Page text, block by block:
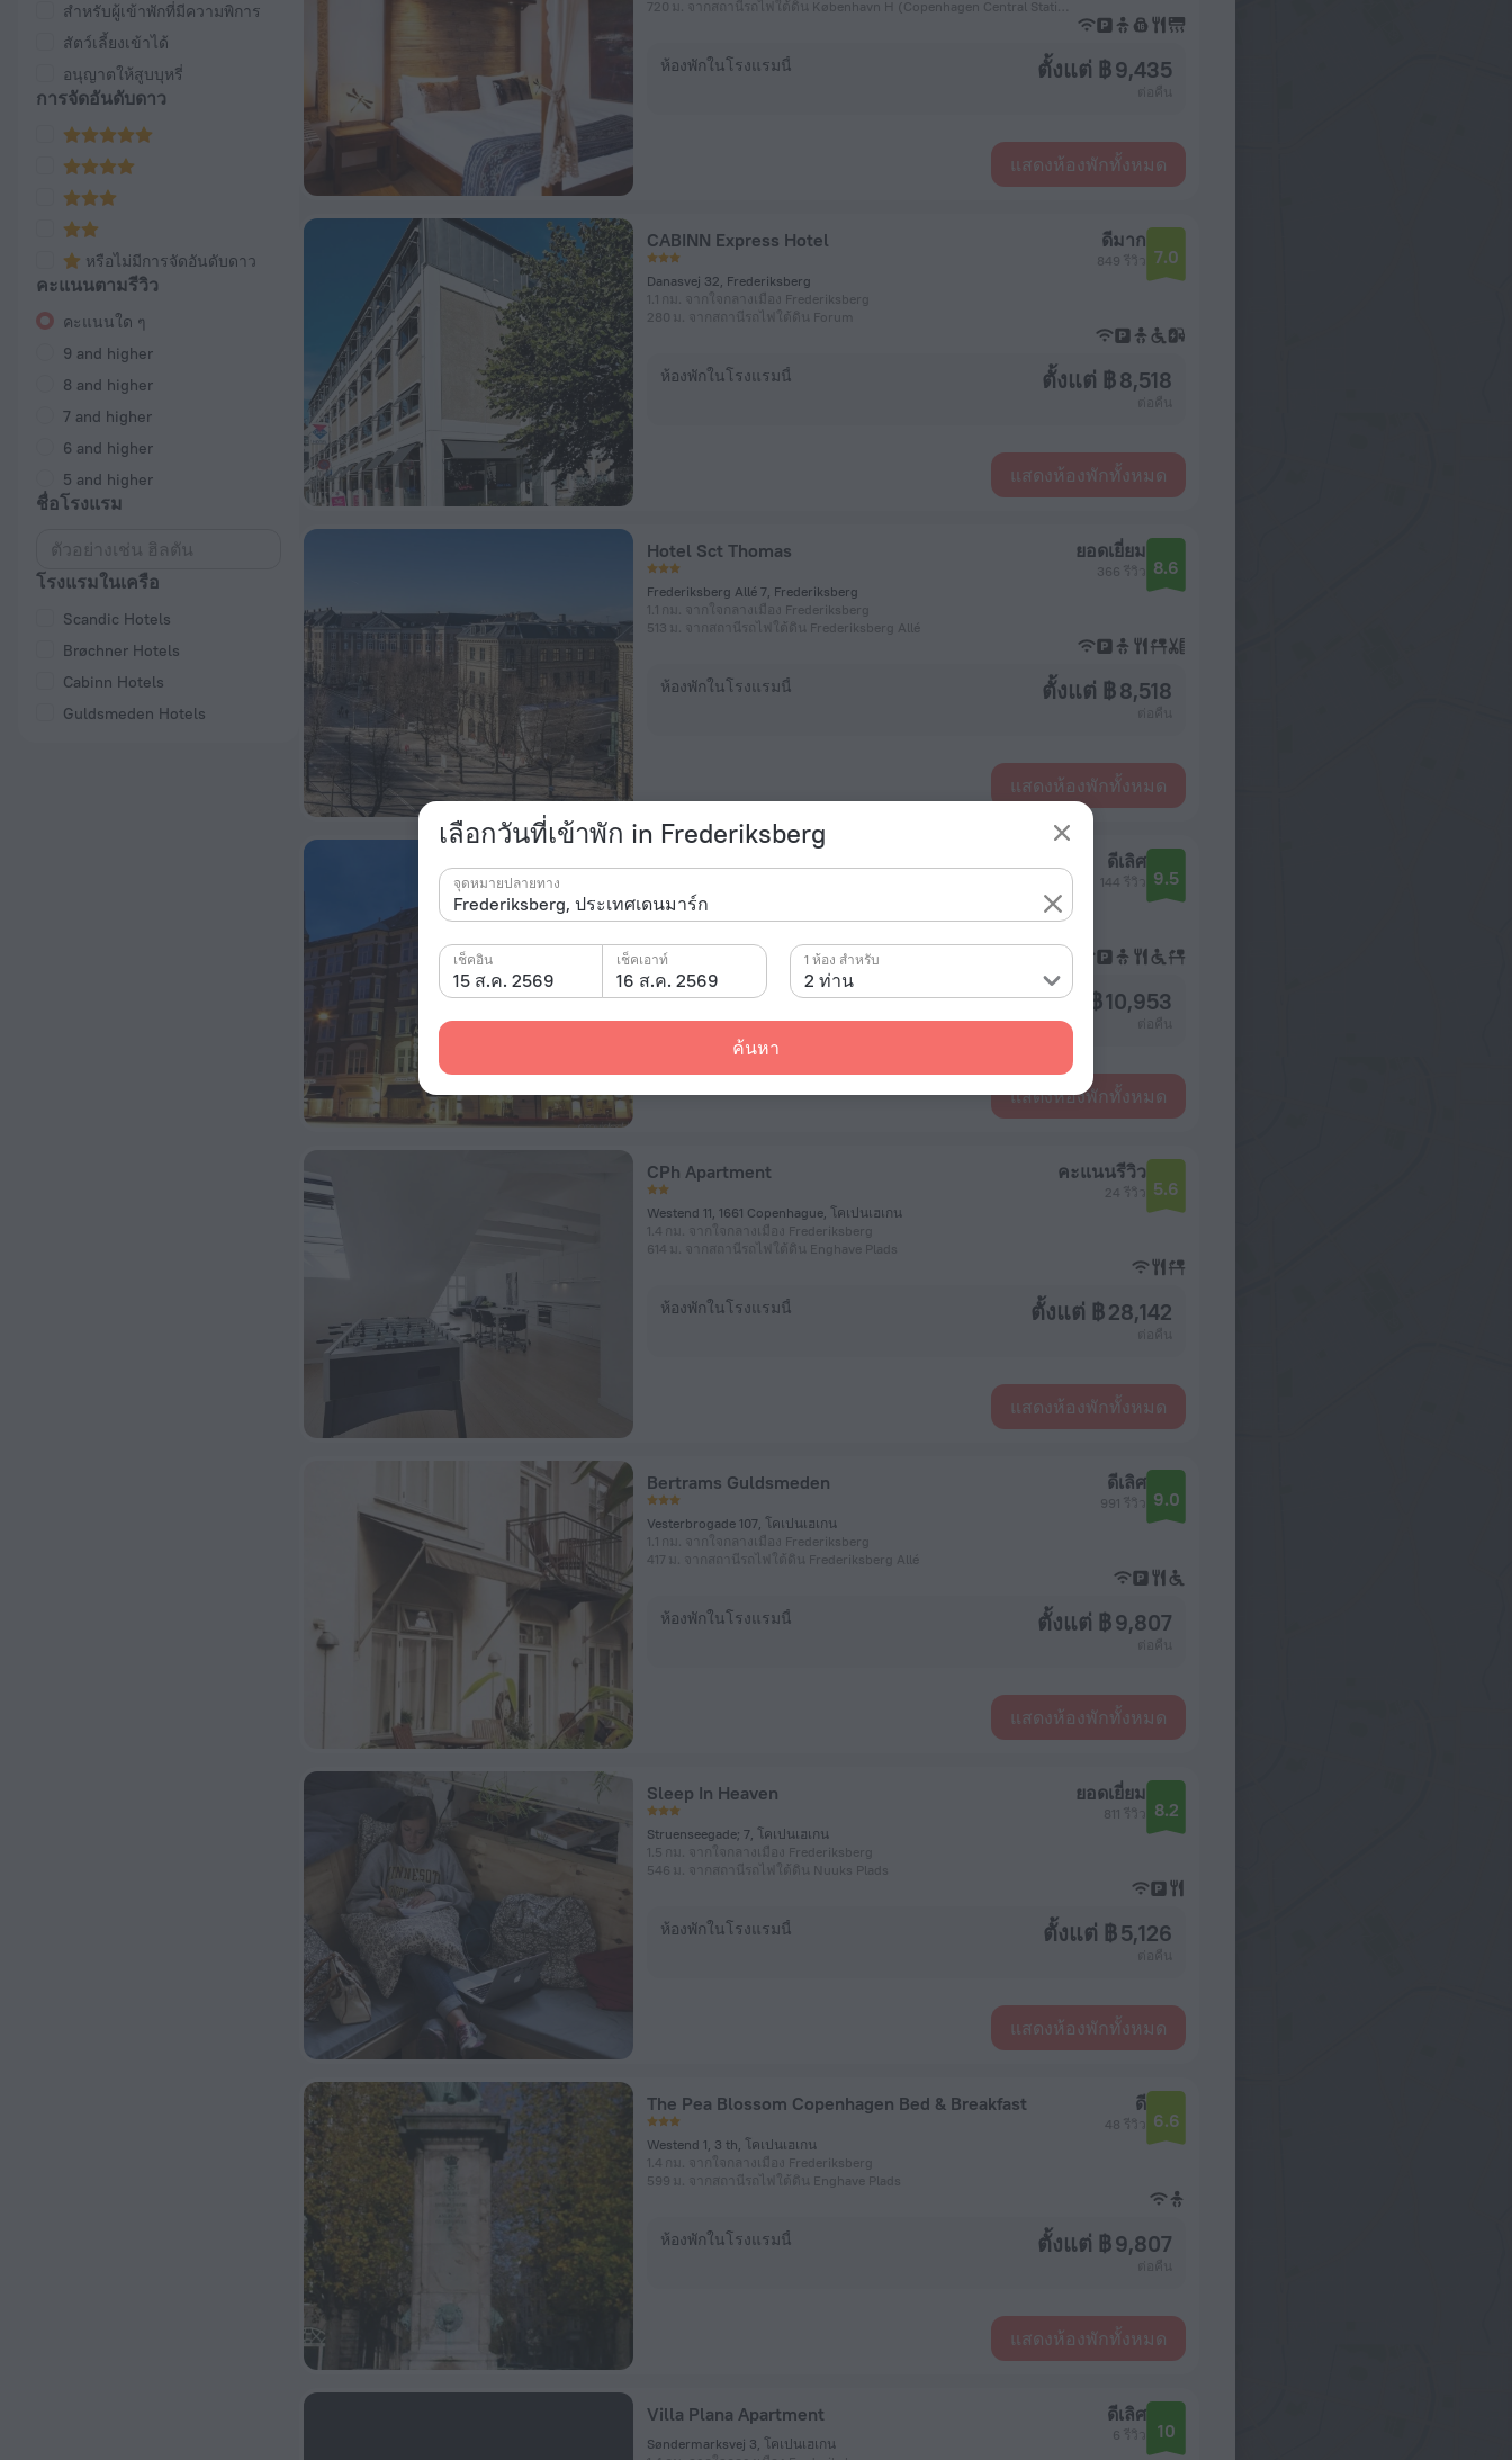
เลือกวันที่เข้าพัก in Frederiksberg
จุดหมายปลายทาง
15 ส.ค. 2569
เช็คอิน
16 ส.ค. 2569
เช็คเอาท์
2 ท่าน
1 ห้อง สำหรับ
ค้นหา
สำหรับผู้เข้าพักที่มีความพิการ
สัตว์เลี้ยงเข้าได้
อนุญาตให้สูบบุหรี่
การจัดอันดับดาว
หรือไม่มีการจัดอันดับดาว
คะแนนตามรีวิว
คะแนนใด ๆ
9 and higher
8 and higher
7 and higher
6 and higher
5 and higher
ชื่อโรงแรม
โรงแรมในเครือ
Scandic Hotels
Brøchner Hotels
Cabinn Hotels
Guldsmeden Hotels
ห้องพักในโรงแรมนี้ ตั้งแต่ ฿ 9,435
แสดงห้องพักทั้งหมด
CABINN Express Hotel
Danasvej 32, Frederiksberg
1.1 กม. จากใจกลางเมือง Frederiksberg
280 ม. จากสถานีรถไฟใต้ดิน Forum
ดีมาก
849 รีวิว 7.0
ห้องพักในโรงแรมนี้ ตั้งแต่ ฿ 8,518
แสดงห้องพักทั้งหมด
Hotel Sct Thomas
Frederiksberg Allé 7, Frederiksberg
1.1 กม. จากใจกลางเมือง Frederiksberg
513 ม. จากสถานีรถไฟใต้ดิน Frederiksberg Allé
ยอดเยี่ยม
366 รีวิว 8.6
ห้องพักในโรงแรมนี้ ตั้งแต่ ฿ 8,518
แสดงห้องพักทั้งหมด
Åboulevard 29, โคเปนเฮเกน
1.5 กม. จากใจกลางเมือง Frederiksberg
ดีเลิศ
144 รีวิว 9.5
ห้องพักในโรงแรมนี้ ตั้งแต่ ฿ 10,953
แสดงห้องพักทั้งหมด
CPh Apartment
Westend 11, 1661 Copenhague, โคเปนเฮเกน
1.4 กม. จากใจกลางเมือง Frederiksberg
614 ม. จากสถานีรถไฟใต้ดิน Enghave Plads
คะแนนรีวิว
24 รีวิว 5.6
ห้องพักในโรงแรมนี้ ตั้งแต่ ฿ 28,142
แสดงห้องพักทั้งหมด
Bertrams Guldsmeden
Vesterbrogade 107, โคเปนเฮเกน
1.1 กม. จากใจกลางเมือง Frederiksberg
417 ม. จากสถานีรถไฟใต้ดิน Frederiksberg Allé
ดีเลิศ
991 รีวิว 9.0
ห้องพักในโรงแรมนี้ ตั้งแต่ ฿ 9,807
แสดงห้องพักทั้งหมด
Sleep In Heaven
Struenseegade; 7, โคเปนเฮเกน
1.5 กม. จากใจกลางเมือง Frederiksberg
546 ม. จากสถานีรถไฟใต้ดิน Nuuks Plads
ยอดเยี่ยม
811 รีวิว 8.2
ห้องพักในโรงแรมนี้ ตั้งแต่ ฿ 5,126
แสดงห้องพักทั้งหมด
The Pea Blossom Copenhagen Bed & Breakfast
Westend 1, 3 th, โคเปนเฮเกน
1.4 กม. จากใจกลางเมือง Frederiksberg
599 ม. จากสถานีรถไฟใต้ดิน Enghave Plads
ดี
48 รีวิว 6.6
ห้องพักในโรงแรมนี้ ตั้งแต่ ฿ 9,807
แสดงห้องพักทั้งหมด
Villa Plana Apartment
Søndermarksvej 3, โคเปนเฮเกน
ดีเลิศ
6 รีวิว 10